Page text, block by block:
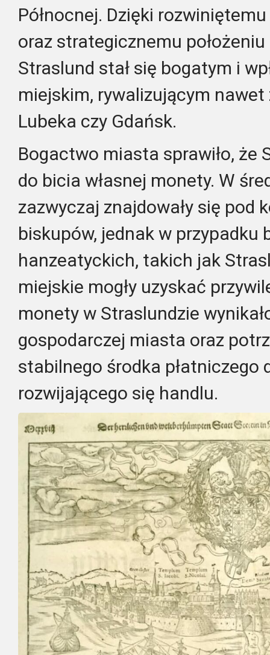
Północnej. Dzięki
oraz strategicznemu położeniu
Straslund stał się bogatym i
miejskim, rywalizującym
Lubeka czy Gdańsk.
Bogactwo miasta sprawiło, że
do bicia własnej monety. W
zazwyczaj znajdowały się pod
biskupów, jednak w przypadku
hanzeatyckich, takich jak
miejskie mogły uzyskać
monety w Straslundzie
gospodarczej miasta oraz
stabilnego środka płatniczego
rozwijającego się handlu.